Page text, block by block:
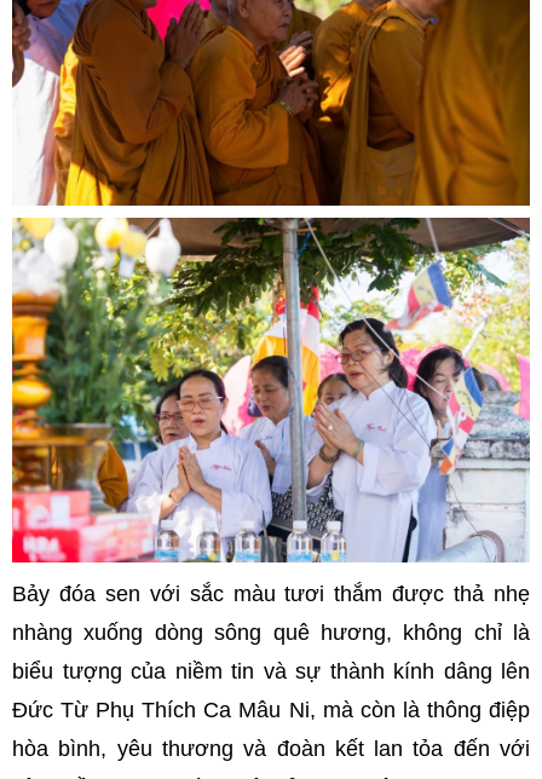
Bảy đóa sen với sắc màu tươi thắm được thả nhẹ
nhàng xuống dòng sông quê hương, không chỉ là
biểu tượng của niềm tin và sự thành kính dâng lên
Đức Từ Phụ Thích Ca Mâu Ni, mà còn là thông điệp
hòa bình, yêu thương và đoàn kết lan tỏa đến với